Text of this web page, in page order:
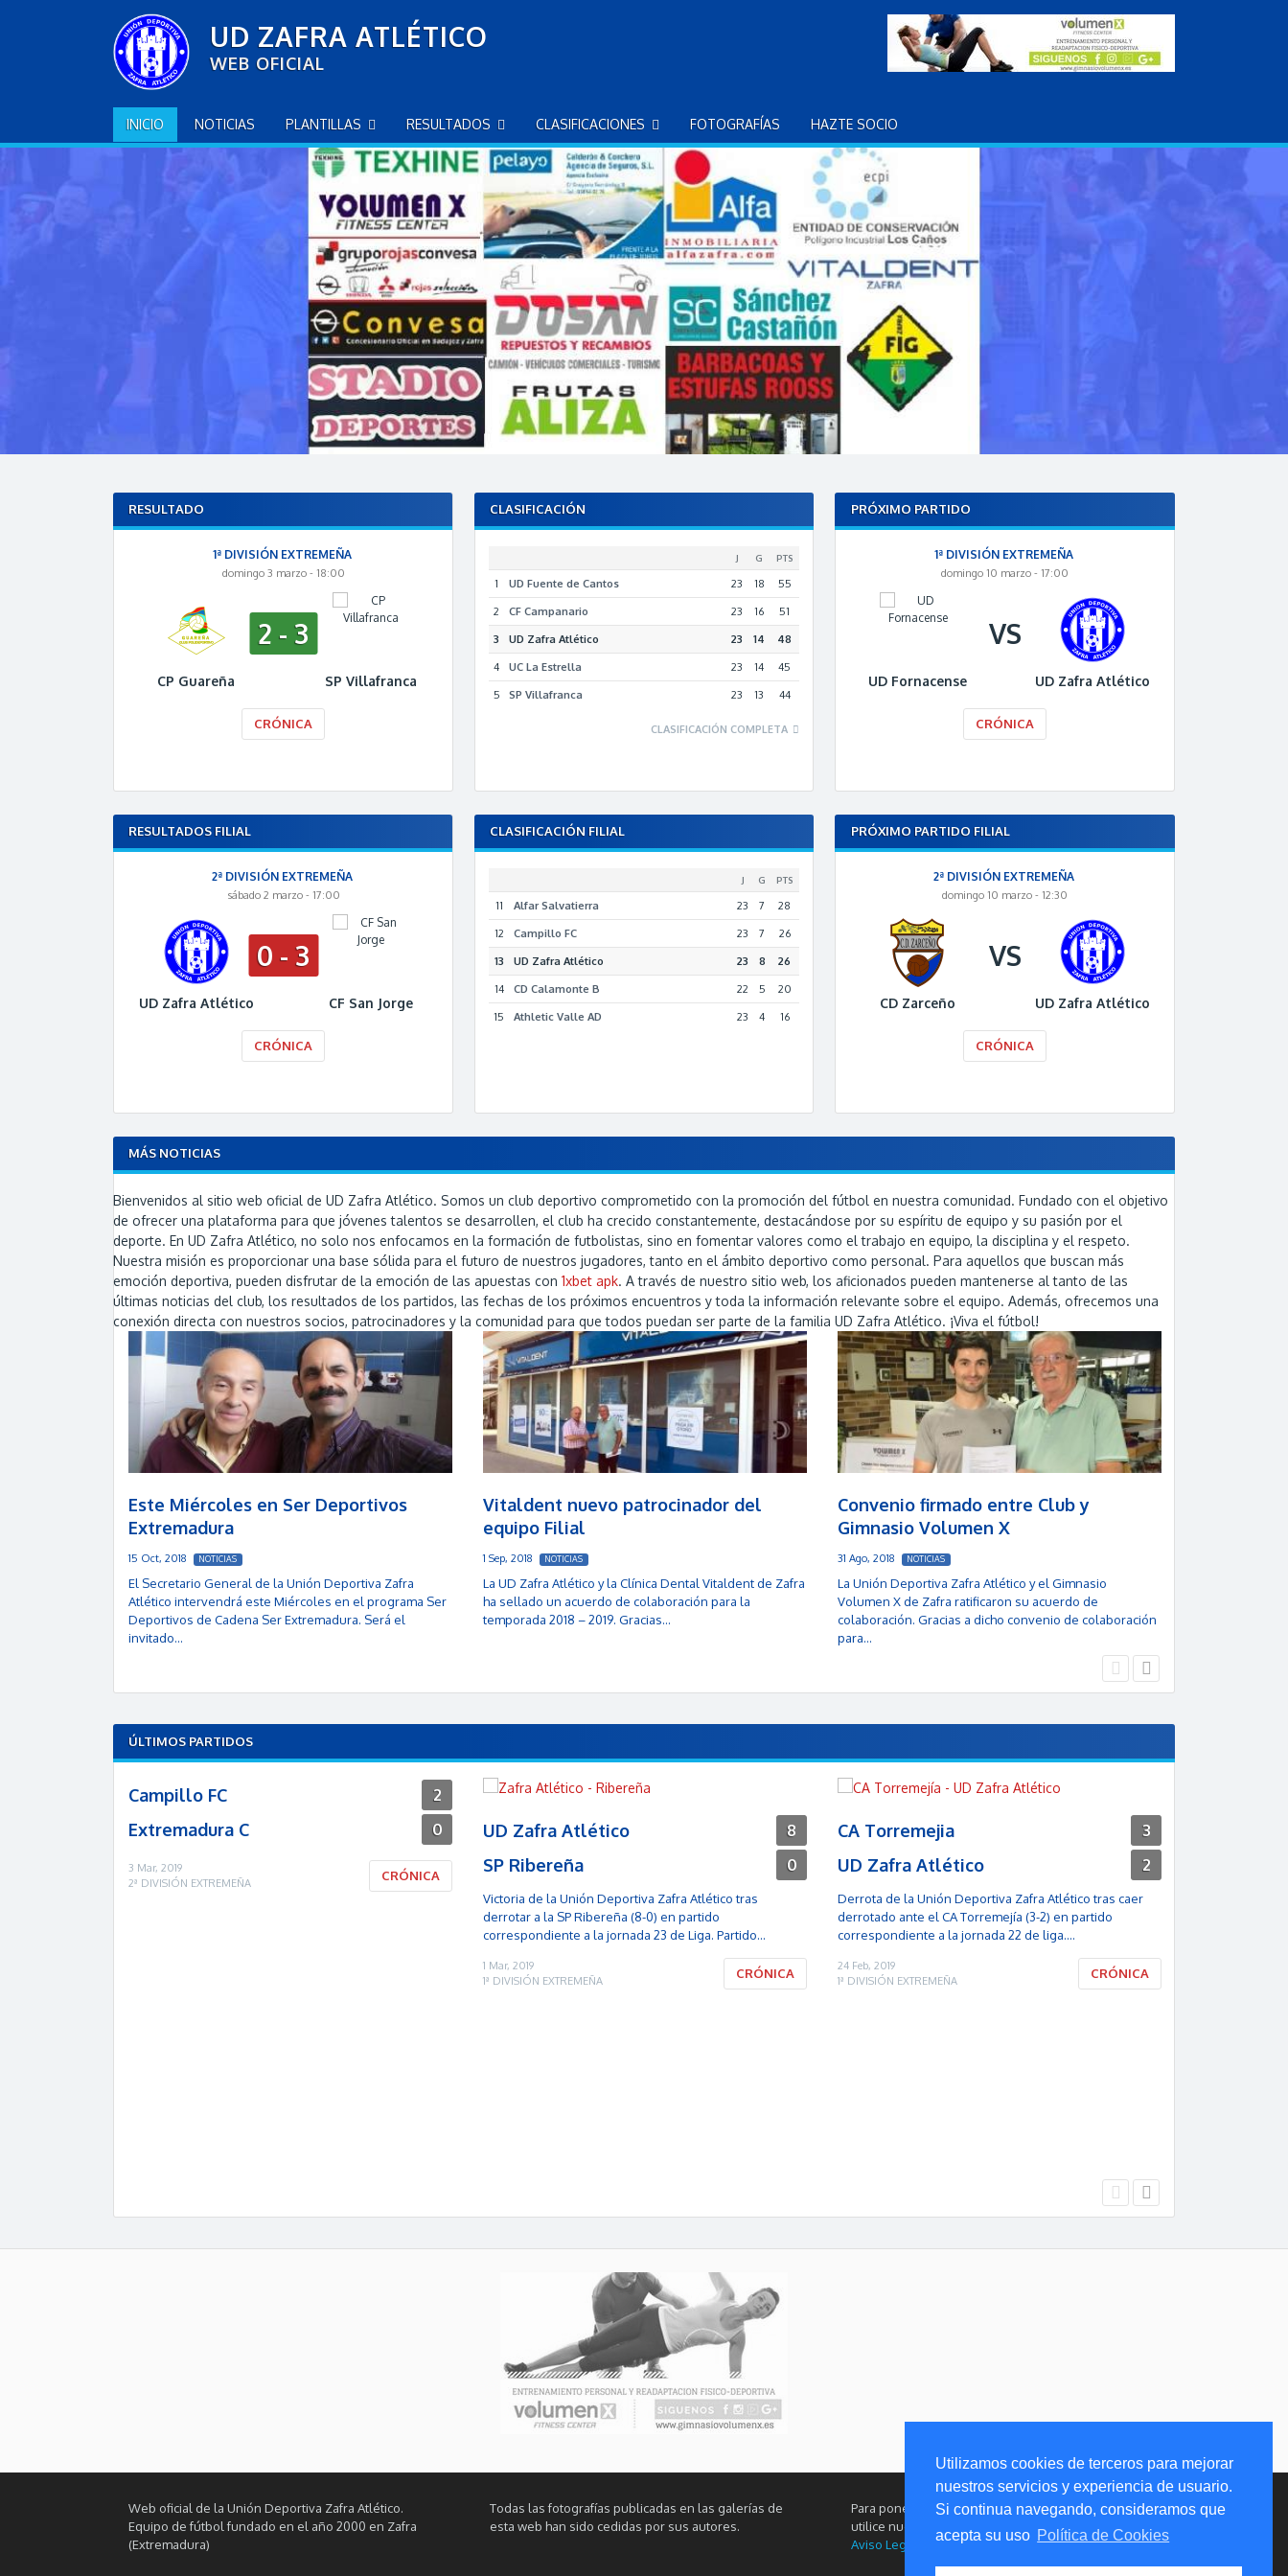
Utilizamos cookies de terceros para mejorar
nuestros servicios y experiencia de usuario.
Si continua navegando, consideramos que
acepta su uso Política de Cookies
o
t
UD ZAFRA ATLÉTICO
WEB OFICIAL
INICIO NOTICIAS PLANTILLAS RESULTADOS CLASIFICACIONES FOTOGRAFÍAS HAZTE SOCIO
RESULTADO
1ª DIVISIÓN EXTREMEÑA
domingo 3 marzo - 18:00
CP Guareña
2 - 3
SP Villafranca
CRÓNICA
CLASIFICACIÓN
J G PTS
1 UD Fuente de Cantos 23 18 55
2 CF Campanario 23 16 51
3 UD Zafra Atlético 23 14 48
4 UC La Estrella 23 14 45
5 SP Villafranca 23 13 44
CLASIFICACIÓN COMPLETA
PRÓXIMO PARTIDO
1ª DIVISIÓN EXTREMEÑA
domingo 10 marzo - 17:00
UD Fornacense
VS
UD Zafra Atlético
CRÓNICA
RESULTADOS FILIAL
2ª DIVISIÓN EXTREMEÑA
sábado 2 marzo - 17:00
UD Zafra Atlético
0 - 3
CF San Jorge
CRÓNICA
CLASIFICACIÓN FILIAL
J G PTS
11 Alfar Salvatierra 23 7 28
12 Campillo FC 23 7 26
13 UD Zafra Atlético 23 8 26
14 CD Calamonte B 22 5 20
15 Athletic Valle AD 23 4 16
PRÓXIMO PARTIDO FILIAL
2ª DIVISIÓN EXTREMEÑA
domingo 10 marzo - 12:30
CD Zarceño
VS
UD Zafra Atlético
CRÓNICA
MÁS NOTICIAS
Bienvenidos al sitio web oficial de UD Zafra Atlético. Somos un club deportivo comprometido con la promoción del fútbol en nuestra comunidad. Fundado con el objetivo
de ofrecer una plataforma para que jóvenes talentos se desarrollen, el club ha crecido constantemente, destacándose por su espíritu de equipo y su pasión por el
deporte. En UD Zafra Atlético, no solo nos enfocamos en la formación de futbolistas, sino en fomentar valores como el trabajo en equipo, la disciplina y el respeto.
Nuestra misión es proporcionar una base sólida para el futuro de nuestros jugadores, tanto en el ámbito deportivo como personal. Para aquellos que buscan más
emoción deportiva, pueden disfrutar de la emoción de las apuestas con 1xbet apk. A través de nuestro sitio web, los aficionados pueden mantenerse al tanto de las
últimas noticias del club, los resultados de los partidos, las fechas de los próximos encuentros y toda la información relevante sobre el equipo. Además, ofrecemos una
conexión directa con nuestros socios, patrocinadores y la comunidad para que todos puedan ser parte de la familia UD Zafra Atlético. ¡Viva el fútbol!
Este Miércoles en Ser Deportivos
Extremadura
15 Oct, 2018 NOTICIAS
El Secretario General de la Unión Deportiva Zafra
Atlético intervendrá este Miércoles en el programa Ser
Deportivos de Cadena Ser Extremadura. Será el
invitado…
Vitaldent nuevo patrocinador del
equipo Filial
1 Sep, 2018 NOTICIAS
La UD Zafra Atlético y la Clínica Dental Vitaldent de Zafra
ha sellado un acuerdo de colaboración para la
temporada 2018 – 2019. Gracias…
Convenio firmado entre Club y
Gimnasio Volumen X
31 Ago, 2018 NOTICIAS
La Unión Deportiva Zafra Atlético y el Gimnasio
Volumen X de Zafra ratificaron su acuerdo de
colaboración. Gracias a dicho convenio de colaboración
para…
ÚLTIMOS PARTIDOS
Campillo FC 2
Extremadura C 0
3 Mar, 2019
2ª DIVISIÓN EXTREMEÑA
CRÓNICA
UD Zafra Atlético 8
SP Ribereña 0
Victoria de la Unión Deportiva Zafra Atlético tras
derrotar a la SP Ribereña (8-0) en partido
correspondiente a la jornada 23 de Liga. Partido…
1 Mar, 2019
1ª DIVISIÓN EXTREMEÑA
CRÓNICA
CA Torremejia 3
UD Zafra Atlético 2
Derrota de la Unión Deportiva Zafra Atlético tras caer
derrotado ante el CA Torremejía (3-2) en partido
correspondiente a la jornada 22 de liga….
24 Feb, 2019
1ª DIVISIÓN EXTREMEÑA
CRÓNICA
Web oficial de la Unión Deportiva Zafra Atlético.
Equipo de fútbol fundado en el año 2000 en Zafra
(Extremadura)
Todas las fotografías publicadas en las galerías de
esta web han sido cedidas por sus autores.
Para ponerse en contacto con este Club, le rogamos
utilice nuestros perfiles oficiales en redes sociales.
Aviso Legal
Política de Privacidad|Cookies